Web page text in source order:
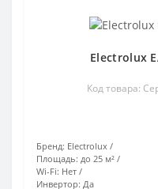
Electrolux
Код товара:
Бренд: Electrolux
Площадь: до 25 м²
Wi-Fi: Нет
Инвертор: Да